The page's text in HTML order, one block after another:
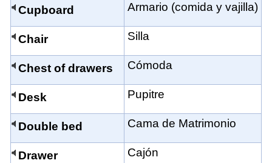
Cupboard Armario (comida y vajilla)
Chair Silla
Chest of drawers Cómoda
Desk Pupitre
Double bed Cama de Matrimonio
Drawer Cajón